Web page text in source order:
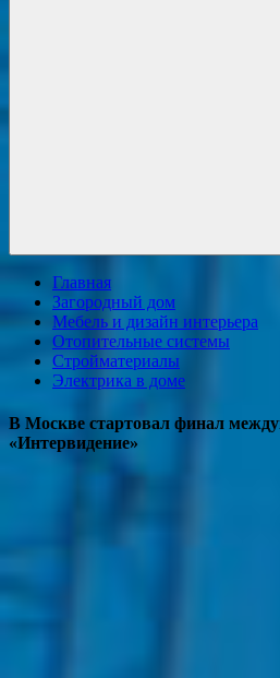
Главная
Загородный дом
Мебель и дизайн интерьера
Отопительные системы
Стройматериалы
Электрика в доме
В Москве стартовал финал
«Интервидение»